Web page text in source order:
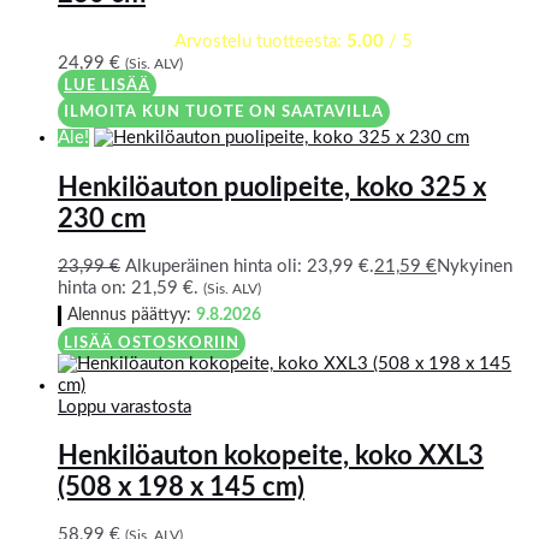
Arvostelu tuotteesta: 5.00 / 5
24,99 € (Sis. ALV)
LUE LISÄÄ
ILMOITA KUN TUOTE ON SAATAVILLA
Ale!
Henkilöauton puolipeite, koko 325 x
230 cm
23,99€ Alkuperäinen hinta oli: 23,99 €.21,59 €Nykyinen
hinta on: 21,59 €. (Sis. ALV)
Alennus päättyy: 9.8.2026
LISÄÄ OSTOSKORIIN
Loppu varastosta
Henkilöauton kokopeite, koko XXL3
(508 x 198 x 145 cm)
58,99 € (Sis. ALV)